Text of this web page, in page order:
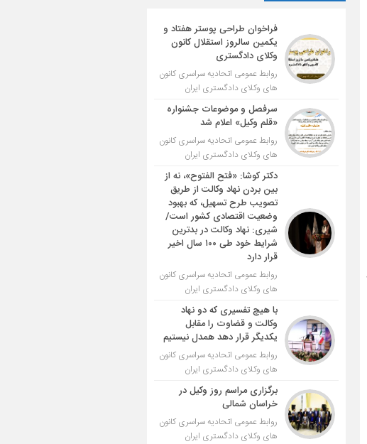
فراخوان طراحی پوستر هفتاد و
یکمین سالروز استقلال کانون
وکلای دادگستری
روابط عمومی اتحادیه سراسری کانون
های وکلای دادگستری ایران
سرفصل و موضوعات جشنواره
«قلم وکیل» اعلام شد
روابط عمومی اتحادیه سراسری کانون
های وکلای دادگستری ایران
دکتر کوشا: «فتح الفتوح»، نه از
بین بردن نهاد وکالت از طریق
تصویب طرح تسهیل، که بهبود
وضعیت اقتصادی کشور است/
شیری: نهاد وکالت در بدترین
شرایط خود طی ۱۰۰ سال اخیر
قرار دارد
روابط عمومی اتحادیه سراسری کانون
های وکلای دادگستری ایران
با هیچ تفسیری که دو نهاد
وکالت و قضاوت را مقابل
یکدیگر قرار دهد همدل نیستیم
روابط عمومی اتحادیه سراسری کانون
های وکلای دادگستری ایران
برگزاری مراسم روز وکیل در
خراسان شمالی
روابط عمومی اتحادیه سراسری کانون
های وکلای دادگستری ایران